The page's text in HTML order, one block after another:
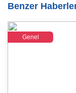
Benzer
Genel